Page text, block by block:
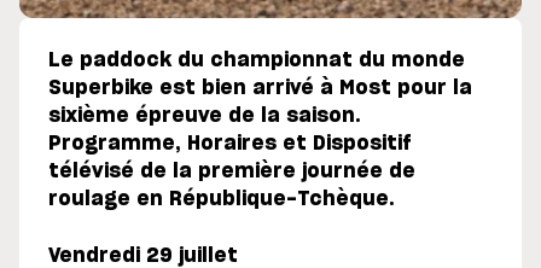
Le paddock du championnat du monde
Superbike est bien arrivé à Most pour la
sixième épreuve de la saison.
Programme, Horaires et Dispositif
télévisé de la première journée de
roulage en République-Tchèque.
Vendredi 29 juillet